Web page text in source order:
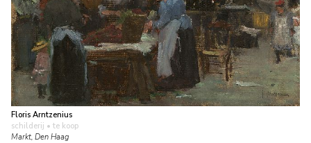
Floris Arntzenius
schilderij • te koop
Markt, Den Haag